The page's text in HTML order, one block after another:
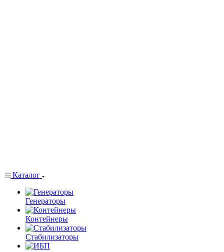
Каталог
Генераторы
Контейнеры
Стабилизаторы